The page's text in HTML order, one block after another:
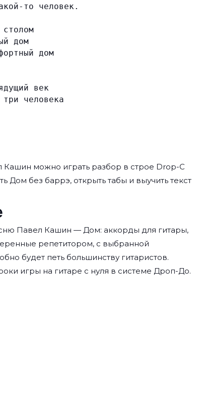
то человек.
дом
дом
век
человека
Кашин можно играть разбор в строе Drop-C
Дом без баррэ, открыть табы и выучить текст
Павел Кашин — Дом: аккорды для гитары,
репетитором, с выбранной
будет петь большинству гитаристов.
игры на гитаре с нуля в системе Дроп-До.